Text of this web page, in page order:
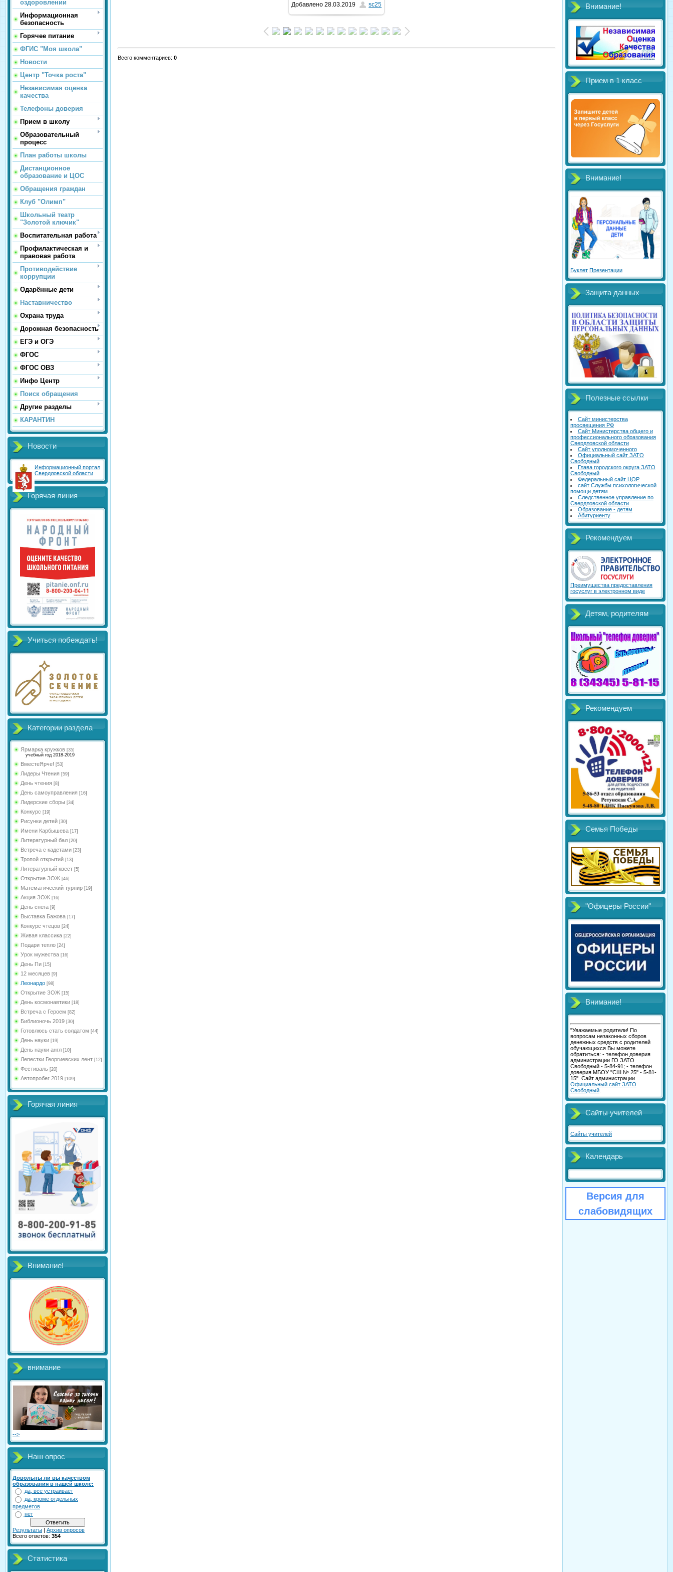
оздоровлении
Информационная
безопасность
Горячее питание
ФГИС "Моя школа"
Новости
Центр "Точка роста"
Независимая оценка
качества
Телефоны доверия
Прием в школу
Образовательный
процесс
План работы школы
Дистанционное
образование и ЦОС
Обращения граждан
Клуб "Олимп"
Школьный театр
"Золотой ключик"
Воспитательная работа
Профилактическая и
правовая работа
Противодействие
коррупции
Одарённые дети
Наставничество
Охрана труда
Дорожная безопасность
ЕГЭ и ОГЭ
ФГОС
ФГОС ОВЗ
Инфо Центр
Поиск обращения
Другие разделы
КАРАНТИН
Новости
Информационный портал
Свердловской области
Горячая линия
Учиться побеждать!
Категории раздела
Ярмарка кружков [35]
учебный год 2018-2019
ВместеЯрче! [53]
Лидеры Чтения [59]
День чтения [8]
День самоуправления [16]
Лидерские сборы [34]
Конкурс [19]
Рисунки детей [30]
Имени Карбышева [17]
Литературный бал [20]
Встреча с кадетами [23]
Тропой открытий [13]
Литературный квест [5]
Открытие ЗОЖ [46]
Математический турнир [19]
Акция ЗОЖ [16]
День снега [9]
Выставка Бажова [17]
Конкурс чтецов [24]
Живая классика [22]
Подари тепло [24]
Урок мужества [16]
День Пи [15]
12 месяцев [9]
Леонардо [98]
Открытие ЗОЖ [15]
День космонавтики [18]
Встреча с Героем [82]
Библионочь 2019 [30]
Готовлюсь стать солдатом [44]
День науки [19]
День науки англ [10]
Лепестки Георгиевских лент [12]
Фестиваль [20]
Автопробег 2019 [109]
Горячая линия
Внимание!
внимание
-->
Наш опрос
Довольны ли вы качеством
образования в нашей школе:
да, все устраивает
да, кроме отдельных
предметов
нет
Результаты | Архив опросов
Всего ответов: 354
Статистика
1024x768/ 341.6Kb
Добавлено 28.03.2019 sc25
Всего комментариев: 0
Внимание!
Прием в 1 класс
Внимание!
Буклет Презентации
Защита данных
Полезные ссылки
Сайт министерства
просвещения РФ
Сайт Министерства общего и
профессионального образования
Свердловской области
Сайт уполномоченного
Официальный сайт ЗАТО
Свободный
Глава городского округа ЗАТО
Свободный
Федеральный сайт ЦОР
сайт Службы психологической
помощи детям
Следственное управление по
Свердловской области
Образование - детям
Абитуриенту
Рекомендуем
Преимущества предоставления
госуслуг в электронном виде
Детям, родителям
Рекомендуем
Семья Победы
"Офицеры России"
Внимание!
"Уважаемые родители! По
вопросам незаконных сборов
денежных средств с родителей
обучающихся Вы можете
обратиться: - телефон доверия
администрации ГО ЗАТО
Свободный - 5-84-91; - телефон
доверия МБОУ "СШ № 25" - 5-81-
15". Сайт администрации
Официальный сайт ЗАТО
Свободный
Сайты учителей
Сайты учителей
Календарь
Версия для
слабовидящих